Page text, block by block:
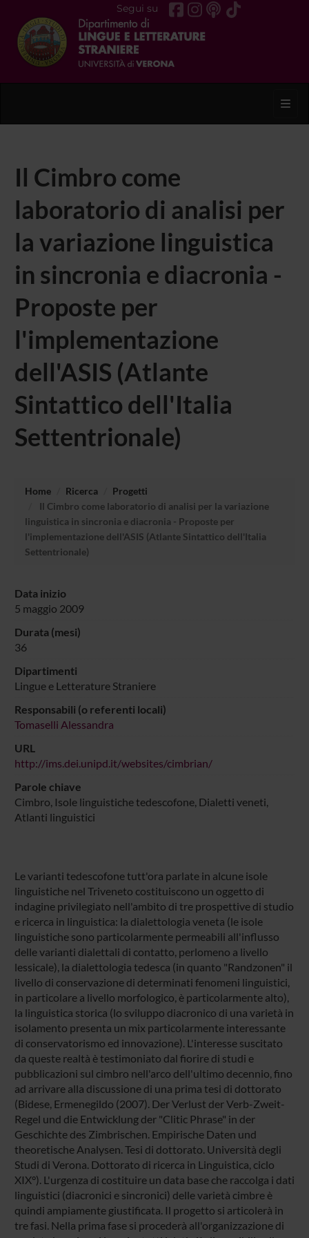
Segui su
Il Cimbro come
laboratorio di analisi per
la variazione linguistica
in sincronia e diacronia -
Proposte per
l'implementazione
dell'ASIS (Atlante
Sintattico dell'Italia
Settentrionale)
Home Ricerca
Progetti
Il Cimbro come laboratorio di analisi per la variazione
linguistica in sincronia e diacronia - Proposte per
l'implementazione dell'ASIS (Atlante Sintattico dell'Italia
Settentrionale)
Data inizio
5 maggio 2009
Durata (mesi)
36
Dipartimenti
Lingue e Letterature Straniere
Responsabili (o referenti locali)
Tomaselli Alessandra
URL
http://ims.dei.unipd.it/websites/cimbrian/
Parole chiave
Cimbro, Isole linguistiche tedescofone, Dialetti veneti,
Atlanti linguistici
Le varianti tedescofone tutt'ora parlate in alcune isole
linguistiche nel Triveneto costituiscono un oggetto di
indagine privilegiato nell'ambito di tre prospettive di studio
e ricerca in linguistica: la dialettologia veneta (le isole
linguistiche sono particolarmente permeabili all'influsso
delle varianti dialettali di contatto, perlomeno a livello
lessicale), la dialettologia tedesca (in quanto "Randzonen" il
livello di conservazione di determinati fenomeni linguistici,
in particolare a livello morfologico, è particolarmente alto),
la linguistica storica (lo sviluppo diacronico di una varietà in
isolamento presenta un mix particolarmente interessante
di conservatorismo ed innovazione). L'interesse suscitato
da queste realtà è testimoniato dal fiorire di studi e
pubblicazioni sul cimbro nell'arco dell'ultimo decennio, fino
ad arrivare alla discussione di una prima tesi di dottorato
(Bidese, Ermenegildo (2007). Der Verlust der Verb-Zweit-
Regel und die Entwicklung der "Clitic Phrase" in der
Geschichte des Zimbrischen. Empirische Daten und
theoretische Analysen. Tesi di dottorato. Università degli
Studi di Verona. Dottorato di ricerca in Linguistica, ciclo
XIX°). L'urgenza di costituire un data base che raccolga i dati
linguistici (diacronici e sincronici) delle varietà cimbre è
quindi ampiamente giustificata. Il progetto si articolerà in
tre fasi. Nella prima fase si procederà all'organizzazione di